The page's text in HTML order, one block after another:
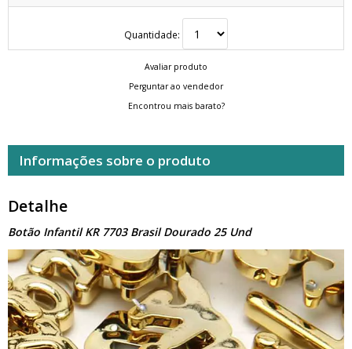
Quantidade:
Avaliar produto
Perguntar ao vendedor
Encontrou mais barato?
Informações sobre o produto
Detalhe
Botão Infantil KR 7703 Brasil Dourado 25 Und